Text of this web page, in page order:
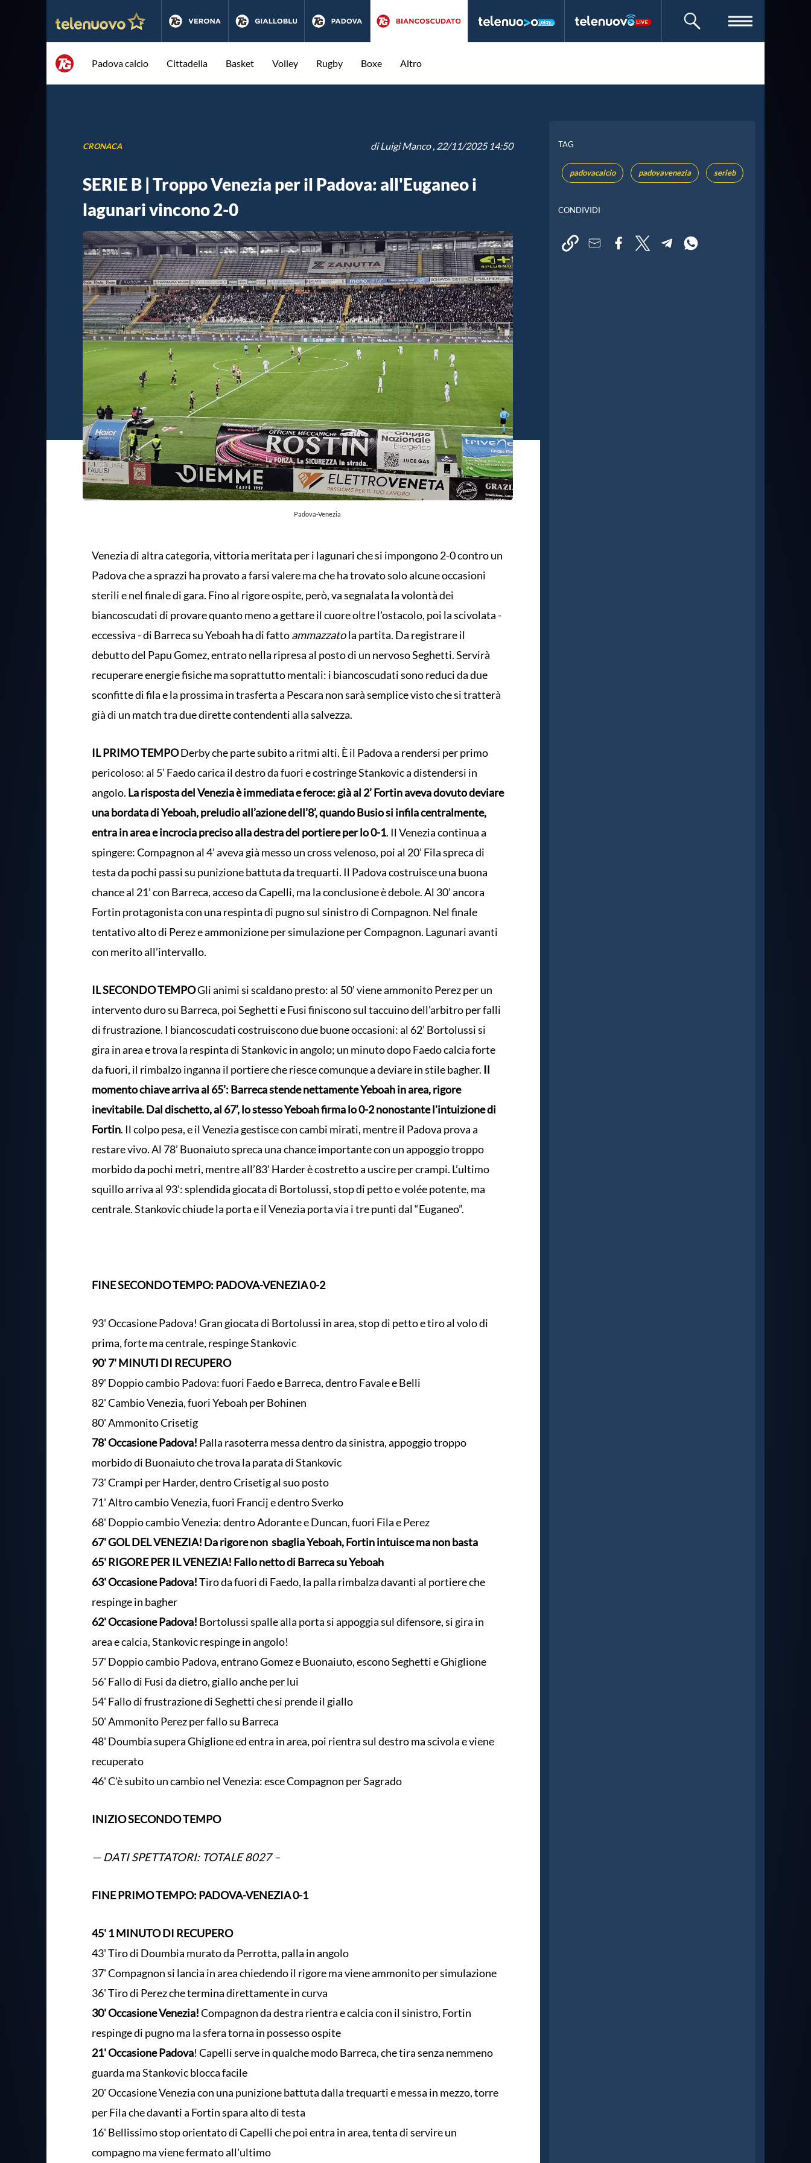
CERCA
Padova calcio Cittadella Basket Volley Rugby Boxe Altro
CRONACA diLuigi Manco, 22/11/2025 14:50
SERIE B | Troppo Venezia per il Padova: all'Euganeo i
lagunari vincono 2-0
Padova-Venezia
Venezia di altra categoria, vittoria meritata per i lagunari che si impongono 2-0 contro un
Padova che a sprazzi ha provato a farsi valere ma che ha trovato solo alcune occasioni
sterili e nel finale di gara. Fino al rigore ospite, però, va segnalata la volontà dei
biancoscudati di provare quanto meno a gettare il cuore oltre l'ostacolo, poi la scivolata -
eccessiva - di Barreca su Yeboah ha di fattoammazzatola partita. Da registrare il
debutto del Papu Gomez, entrato nella ripresa al posto di un nervoso Seghetti. Servirà
recuperare energie fisiche ma soprattutto mentali: i biancoscudati sono reduci da due
sconfitte di fila e la prossima in trasferta a Pescara non sarà semplice visto che si tratterà
già di un match tra due dirette contendenti alla salvezza.
IL PRIMO TEMPODerby che parte subito a ritmi alti. È il Padova a rendersi per primo
pericoloso: al 5’ Faedo carica il destro da fuori e costringe Stankovic a distendersi in
angolo. La risposta del Venezia è immediata e feroce: già al 2’ Fortin aveva dovuto deviare
una bordata di Yeboah, preludio all’azione dell’8’, quando Busio si infila centralmente,
entra in area e incrocia preciso alla destra del portiere per lo 0-1. Il Venezia continua a
spingere: Compagnon al 4’ aveva già messo un cross velenoso, poi al 20’ Fila spreca di
testa da pochi passi su punizione battuta da trequarti. Il Padova costruisce una buona
chance al 21’ con Barreca, acceso da Capelli, ma la conclusione è debole. Al 30’ ancora
Fortin protagonista con una respinta di pugno sul sinistro di Compagnon. Nel finale
tentativo alto di Perez e ammonizione per simulazione per Compagnon. Lagunari avanti
con merito all’intervallo.
IL SECONDO TEMPOGli animi si scaldano presto: al 50’ viene ammonito Perez per un
intervento duro su Barreca, poi Seghetti e Fusi finiscono sul taccuino dell’arbitro per falli
di frustrazione. I biancoscudati costruiscono due buone occasioni: al 62’ Bortolussi si
gira in area e trova la respinta di Stankovic in angolo; un minuto dopo Faedo calcia forte
da fuori, il rimbalzo inganna il portiere che riesce comunque a deviare in stile bagher. Il
momento chiave arriva al 65’: Barreca stende nettamente Yeboah in area, rigore
inevitabile. Dal dischetto, al 67’, lo stesso Yeboah firma lo 0-2 nonostante l'intuizione di
Fortin. Il colpo pesa, e il Venezia gestisce con cambi mirati, mentre il Padova prova a
restare vivo. Al 78’ Buonaiuto spreca una chance importante con un appoggio troppo
morbido da pochi metri, mentre all’83’ Harder è costretto a uscire per crampi. L’ultimo
squillo arriva al 93’: splendida giocata di Bortolussi, stop di petto e volée potente, ma
centrale. Stankovic chiude la porta e il Venezia porta via i tre punti dal “Euganeo”.
FINE SECONDO TEMPO: PADOVA-VENEZIA 0-2
93' Occasione Padova! Gran giocata di Bortolussi in area, stop di petto e tiro al volo di
prima, forte ma centrale, respinge Stankovic
90' 7' MINUTI DI RECUPERO
89' Doppio cambio Padova: fuori Faedo e Barreca, dentro Favale e Belli
82' Cambio Venezia, fuori Yeboah per Bohinen
80' Ammonito Crisetig
78' Occasione Padova! Palla rasoterra messa dentro da sinistra, appoggio troppo
morbido di Buonaiuto che trova la parata di Stankovic
73' Crampi per Harder, dentro Crisetig al suo posto
71' Altro cambio Venezia, fuori Francij e dentro Sverko
68' Doppio cambio Venezia: dentro Adorante e Duncan, fuori Fila e Perez
67' GOL DEL VENEZIA! Da rigore non sbaglia Yeboah, Fortin intuisce ma non basta
65' RIGORE PER IL VENEZIA! Fallo netto di Barreca su Yeboah
63' Occasione Padova!Tiro da fuori di Faedo, la palla rimbalza davanti al portiere che
respinge in bagher
62' Occasione Padova! Bortolussi spalle alla porta si appoggia sul difensore, si gira in
area e calcia, Stankovic respinge in angolo!
57' Doppio cambio Padova, entrano Gomez e Buonaiuto, escono Seghetti e Ghiglione
56' Fallo di Fusi da dietro, giallo anche per lui
54' Fallo di frustrazione di Seghetti che si prende il giallo
50' Ammonito Perez per fallo su Barreca
48' Doumbia supera Ghiglione ed entra in area, poi rientra sul destro ma scivola e viene
recuperato
46' C'è subito un cambio nel Venezia: esce Compagnon per Sagrado
INIZIO SECONDO TEMPO
— DATI SPETTATORI: TOTALE 8027 –
FINE PRIMO TEMPO: PADOVA-VENEZIA 0-1
45' 1 MINUTO DI RECUPERO
43' Tiro di Doumbia murato da Perrotta, palla in angolo
37' Compagnon si lancia in area chiedendo il rigore ma viene ammonito per simulazione
36' Tiro di Perez che termina direttamente in curva
30' Occasione Venezia!Compagnon da destra rientra e calcia con il sinistro, Fortin
respinge di pugno ma la sfera torna in possesso ospite
21' Occasione Padova! Capelli serve in qualche modo Barreca, che tira senza nemmeno
guarda ma Stankovic blocca facile
20' Occasione Venezia con una punizione battuta dalla trequarti e messa in mezzo, torre
per Fila che davanti a Fortin spara alto di testa
16' Bellissimo stop orientato di Capelli che poi entra in area, tenta di servire un
compagno ma viene fermato all'ultimo
TAG
padovacalcio padovavenezia serieb
CONDIVIDI